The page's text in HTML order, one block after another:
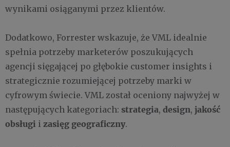
wynikami osiąganymi przez klientów.
Dodatkowo, Forrester wskazuje, że VML idealnie
spełnia potrzeby marketerów poszukujących
agencji sięgającej po głębokie customer insights i
strategicznie rozumiejącej potrzeby marki w
cyfrowym świecie. VML został oceniony najwyżej w
następujących kategoriach: strategia, design, jakość
obsługi i zasięg geograficzny.